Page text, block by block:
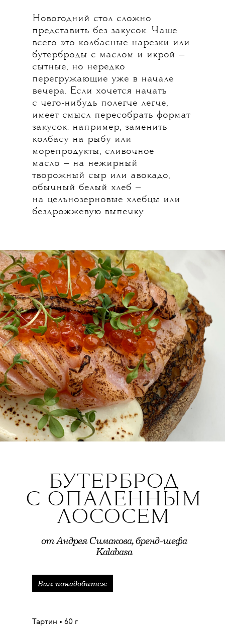
Новогодний стол сложно
представить без закусок. Чаще
всего это колбасные нарезки или
бутерброды с маслом и икрой —
сытные, но нередко
перегружающие уже в начале
вечера. Если хочется начать
с чего-нибудь полегче легче,
имеет смысл пересобрать формат
закусок: например, заменить
колбасу на рыбу или
морепродукты, сливочное
масло — на нежирный
творожный сыр или авокадо,
обычный белый хлеб —
на цельнозерновые хлебцы или
бездрожжевую выпечку.
БУТЕРБРОД
С ОПАЛЕННЫМ
ЛОСОСЕМ
от Андрея Симакова, бренд-шефа
Kalabasa
Вам понадобится:
​​Тартин • 60 г